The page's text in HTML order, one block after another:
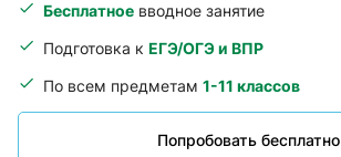
Бесплатное вводное занятие
Подготовка к ЕГЭ/ОГЭ и ВПР
По всем предметам 1-11 классов
Попробовать бесплатно